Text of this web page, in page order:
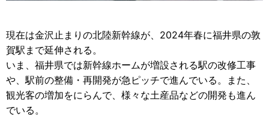
現在は金沢止まりの北陸新幹線が、2024年春に福井県の敦
賀駅まで延伸される。
いま、福井県では新幹線ホームが増設される駅の改修工事
や、駅前の整備・再開発が急ピッチで進んでいる。また、
観光客の増加をにらんで、様々な土産品などの開発も進ん
でいる。